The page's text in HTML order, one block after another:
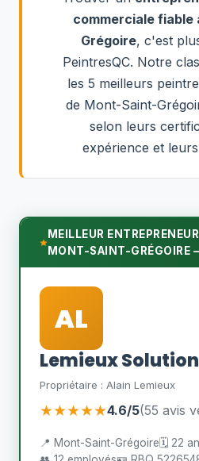
commerciale fiable
Grégoire, c'est
PeintresQC. Notre
les 5 meilleurs
de Mont-Saint-
selon leurs
expérience et
MEILLEUR
MONT-SAINT-GRÉGOIRE
AL
Lemieux
Propriétaire : Alain Lemieux
★★★★★4.6/5(55 avis
📍 Mont-Saint-Grégoire🗓️ 22